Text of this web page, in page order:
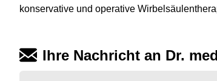
konservative und operative
Ihre Nachricht an Dr.